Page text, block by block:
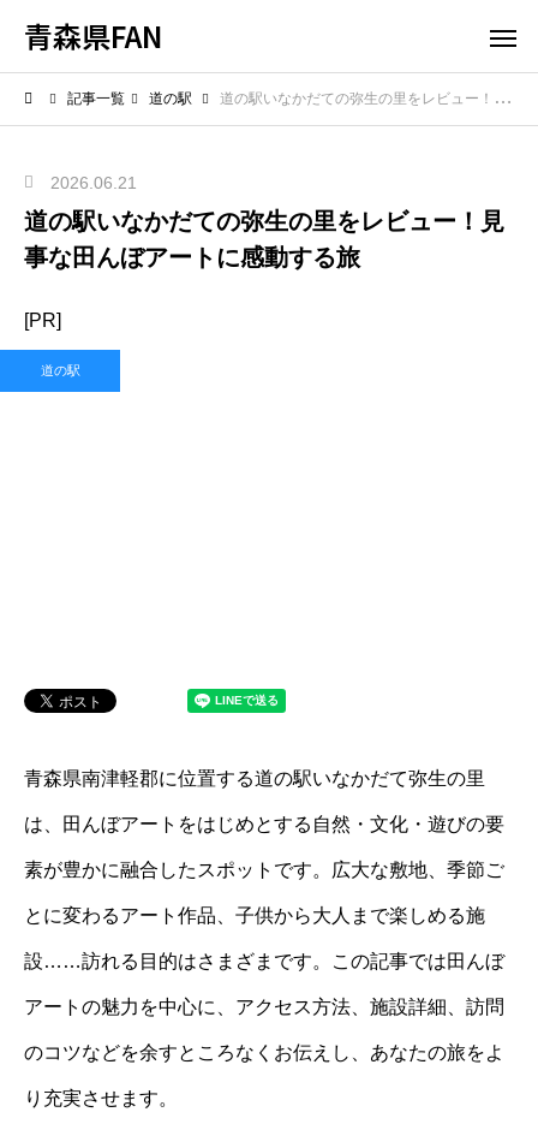
青森県FAN
記事一覧 道の駅 道の駅いなかだての弥生の里をレビュー！見事な田んぼアートに感動する旅
2026.06.21
道の駅いなかだての弥生の里をレビュー！見
事な田んぼアートに感動する旅
[PR]
道の駅
青森県南津軽郡に位置する道の駅いなかだて弥生の里
は、田んぼアートをはじめとする自然・文化・遊びの要
素が豊かに融合したスポットです。広大な敷地、季節ご
とに変わるアート作品、子供から大人まで楽しめる施
設……訪れる目的はさまざまです。この記事では田んぼ
アートの魅力を中心に、アクセス方法、施設詳細、訪問
のコツなどを余すところなくお伝えし、あなたの旅をよ
り充実させます。